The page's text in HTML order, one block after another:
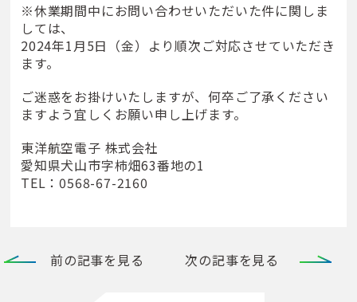
※休業期間中にお問い合わせいただいた件に関しま
しては、
2024年1月5日（金）より順次ご対応させていただき
ます。
ご迷惑をお掛けいたしますが、何卒ご了承ください
ますよう宜しくお願い申し上げます。
東洋航空電子 株式会社
愛知県犬山市字柿畑63番地の1
TEL：0568-67-2160
前の記事を見る 次の記事を見る